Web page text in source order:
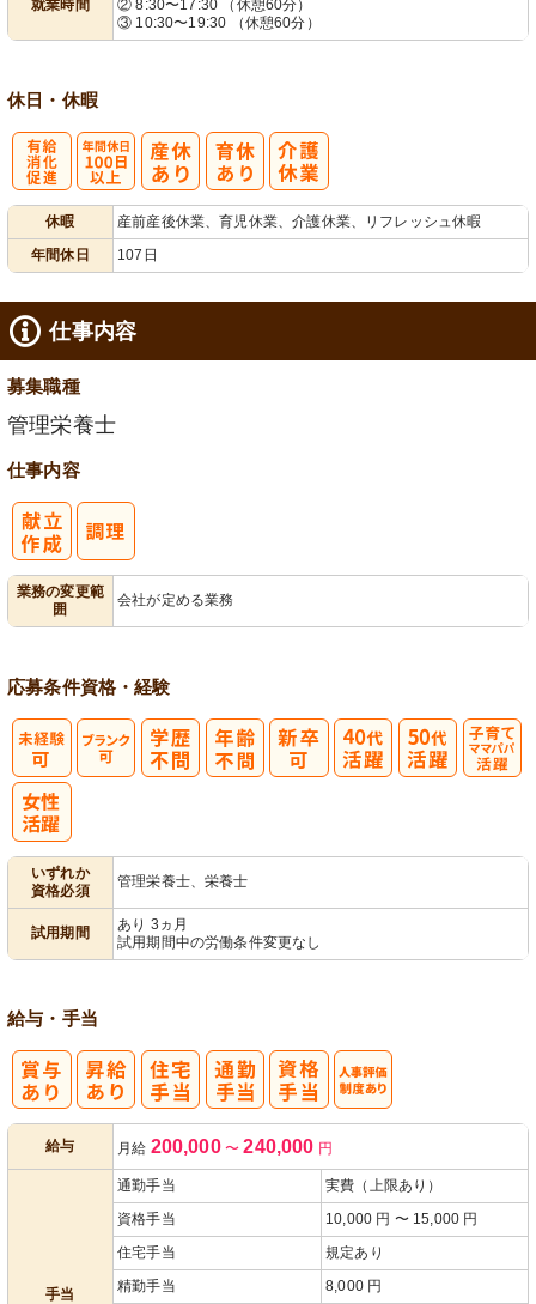
就業時間
② 8:30〜17:30 （休憩60分）
③ 10:30〜19:30 （休憩60分）
休日・休暇
休暇
産前産後休業、育児休業、介護休業、リフレッシュ休暇
年間休日
107日
仕事内容
募集職種
管理栄養士
仕事内容
業務の変更範
囲
会社が定める業務
応募条件資格・経験
いずれか
資格必須
管理栄養士、栄養士
試用期間
あり 3ヵ月
試用期間中の労働条件変更なし
給与・手当
給与 月給 200,000 〜 240,000 円
手当
通勤手当
実費（上限あり）
資格手当
10,000 円 〜 15,000 円
住宅手当
規定あり
精勤手当
8,000 円